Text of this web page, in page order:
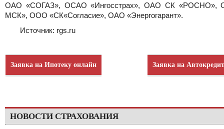
ОАО «СОГАЗ», ОСАО «Ингосстрах», ОАО СК «РОСНО»,
МСК», ООО «СК«Согласие», ОАО «Энергогарант».
Источник: rgs.ru
Заявка на Ипотеку онлайн Заявка на
НОВОСТИ СТРАХОВАНИЯ